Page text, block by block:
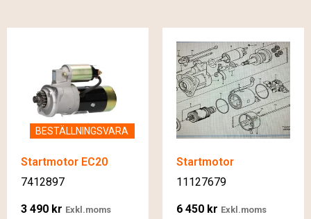
BESTÄLLNINGSVARA
Startmotor EC20
7412897
3 490 kr Exkl.moms
Startmotor
11127679
6 450 kr Exkl.moms